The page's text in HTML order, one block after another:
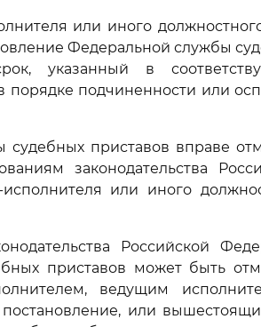
или иного
Федеральной службы
указанный в
порядке подчиненности или
приставов вправе
законодательства
или иного
Российской
приставов может быть
ведущим
постановление, или